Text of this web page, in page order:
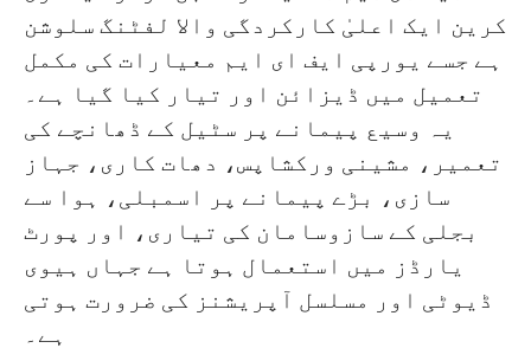
کرین ایک اعلیٰ کارکردگی والا لفٹنگ سلوشن
ہے جسے یورپی ایف ای ایم معیارات کی مکمل
تعمیل میں ڈیزائن اور تیار کیا گیا ہے۔
یہ وسیع پیمانے پر سٹیل کے ڈھانچے کی
تعمیر، مشینی ورکشاپس، دھات کاری، جہاز
سازی، بڑے پیمانے پر اسمبلی، ہوا سے
بجلی کے سازوسامان کی تیاری، اور پورٹ
یارڈز میں استعمال ہوتا ہے جہاں ہیوی
ڈیوٹی اور مسلسل آپریشنز کی ضرورت ہوتی
ہے۔